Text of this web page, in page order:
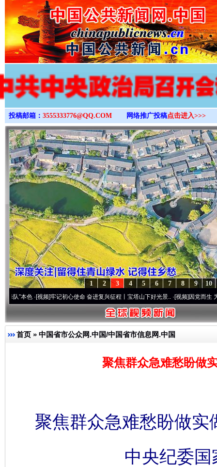
>
投稿邮箱： 3555333776@QQ.COM 网络推广投稿点击进入>>>
10
9
8
7
6
5
4
3
2
1
·[视频]牢记初心使命 奋进复兴征程丨宝塔山下好光景..·[视频]因党而生 为党而战——
首页 » 中国省市公众网.中国/中国省市信息网.中国
聚焦群众急难愁盼做
聚焦群众急难愁盼做
中央纪委